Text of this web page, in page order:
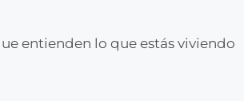
entienden lo que estás viviendo